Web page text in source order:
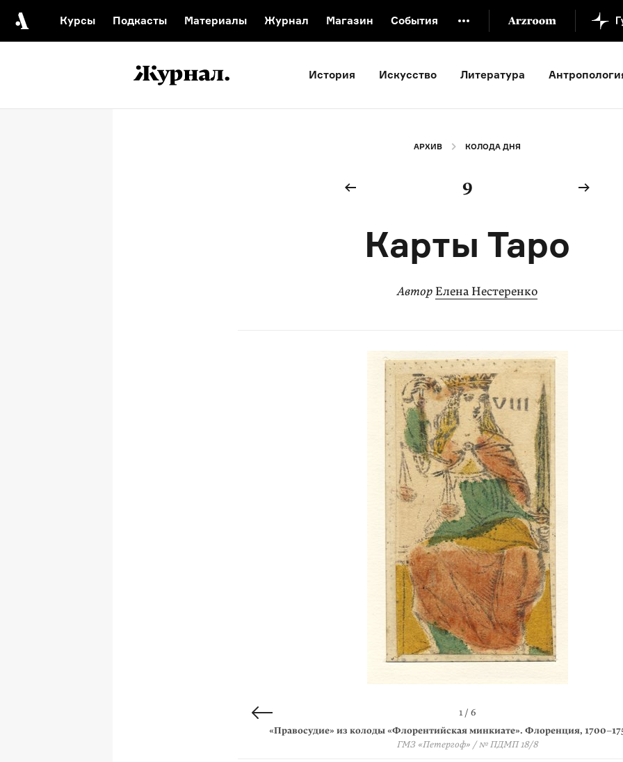
Курсы Подкасты Материалы Журнал Магазин События
Видеоистория русской культуры
Русский язык от «гой еси» до «лол кек»
История Искусство Литература
АРХИВ КОЛОДА ДНЯ
9
Карты Таро
АвторЕлена Нестеренко
1 / 6
«Правосудие» из колоды «Флорентийская минкиате». Флоренция,
ГМЗ «Петергоф» / № ПДМП 18/8
2 / 6
«Повешенный» из колоды «Флорентийская минкиате». Флоренция,
ГМЗ «Петергоф» / № ПДМП 18/ 10
3 / 6
«Дьявол» из колоды «Флорентийская минкиате». Флоренция,
ГМЗ «Петергоф» / № ПДМП 18/ 13
4 / 6
«Скорпион» из колоды «Флорентийская минкиате». Флоренция,
ГМЗ «Петергоф» / № ПДМП 18/24
5 / 6
«Близнецы» из колоды «Флорентийская минкиате». Флоренция,
ГМЗ «Петергоф» / № ПДМП 18/33
6 / 6
«Дурак» из колоды «Флорентийская минкиате». Флоренция,1700–1750-
ГМЗ «Петергоф» / № ПДМП 18/39